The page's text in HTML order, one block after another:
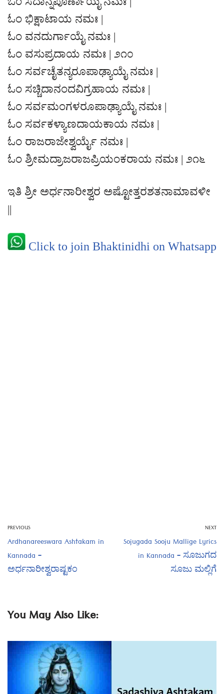
ಓಂ ಭಿಕ್ಷಾಟಾಯ ನಮಃ |
ಓಂ ವನದುರ್ಗಾಯೈ ನಮಃ |
ಓಂ ವಸುಪ್ರದಾಯ ನಮಃ | ೨೧೦
ಓಂ ಸರ್ವಚೈತನ್ಯರೂಪಾಢ್ಯಾಯೈ ನಮಃ |
ಓಂ ಸಚ್ಚಿದಾನಂದವಿಗ್ರಹಾಯ ನಮಃ |
ಓಂ ಸರ್ವಮಂಗಳರೂಪಾಢ್ಯಾಯೈ ನಮಃ |
ಓಂ ಸರ್ವಕಳ್ಯಾಣದಾಯಕಾಯ ನಮಃ |
ಓಂ ರಾಜರಾಜೇಶ್ವರ್ಯೈ ನಮಃ |
ಓಂ ಶ್ರೀಮದ್ರಾಜರಾಜಪ್ರಿಯಂಕರಾಯ ನಮಃ | ೨೧೬
ಇತಿ ಶ್ರೀ ಅರ್ಧನಾರೀಶ್ವರ ಅಷ್ಟೋತ್ತರಶತನಾಮಾವಳೀ
||
Click to join Bhaktinidhi on Whatsapp
PREVIOUS
Ardhanareeswara Ashtakam in
Kannada –
ಅರ್ಧನಾರೀಶ್ವರಾಷ್ಟಕಂ
NEXT
Sojugada Sooju Mallige Lyrics
in Kannada – ಸೂಜುಗದ
ಸೂಜು ಮಲ್ಲಿಗೆ
You May Also Like: